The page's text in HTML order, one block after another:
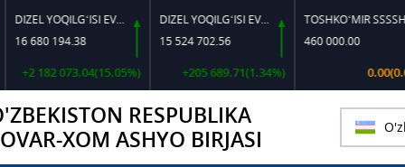
DIZEL YOQILG‘ISI EVRO L-K-4
680 194.38
182 073.04(15.05%)
DIZEL YOQILG‘ISI EVRO-L II K-4 SSDF
15 524 702.56
+205 689.71(1.34%)
TOSHKO‘MIR SSSSH-13
460 000.00
0.00(0.00%)
RESPUBLIKA
XOM ASHYO BIRJASI